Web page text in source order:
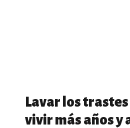
Lavar los
vivir más años y